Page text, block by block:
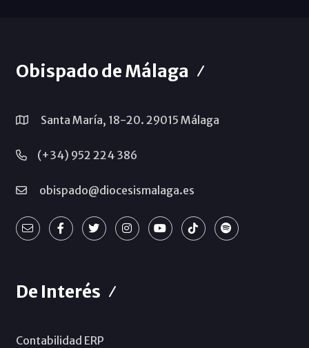
Obispado de Málaga
Santa María, 18-20. 29015 Málaga
(+34) 952 224 386
obispado@diocesismalaga.es
De Interés
Contabilidad ERP